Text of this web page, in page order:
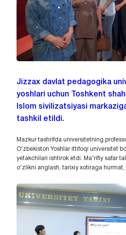
Jizzax davlat pedagogika
yoshlari uchun Toshkent
Islom sivilizatsiyasi
tashkil etildi.
Mazkur tashrifda universitetning
O‘zbekiston Yoshlar ittifoqi universitet
yetakchilari ishtirok etdi. Ma’rifiy safar
o‘zlikni anglash, tarixiy xotiraga